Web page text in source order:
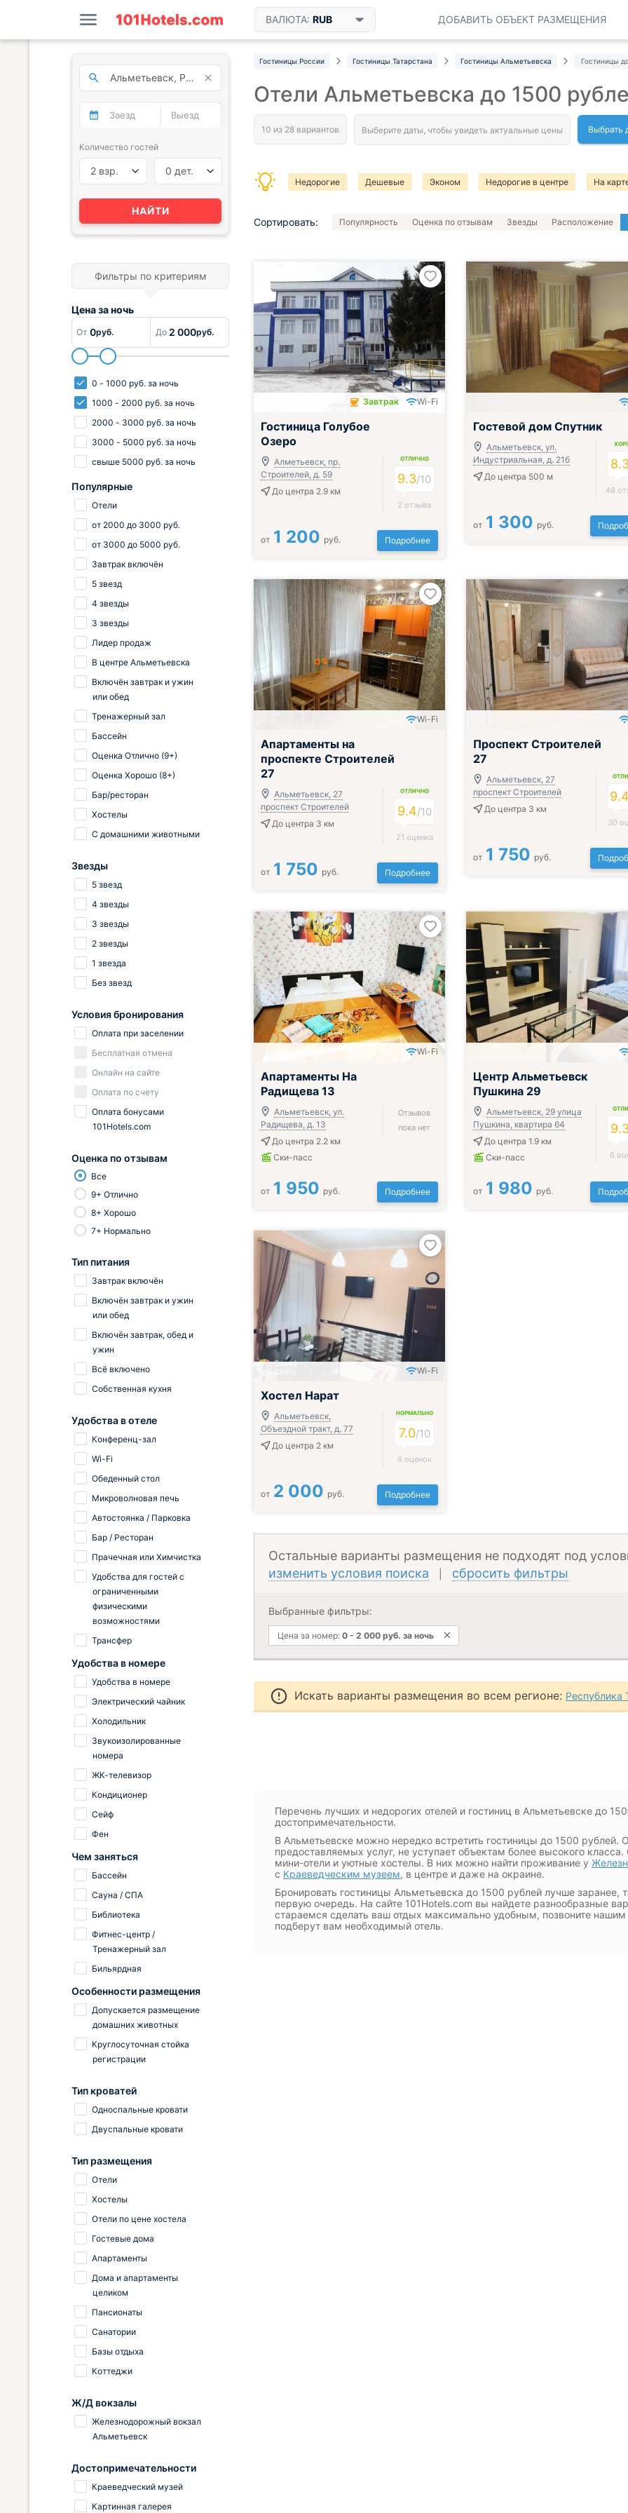
ВАЛЮТА: RUB ДОБАВИТЬ ОБЪЕКТ РАЗМЕЩЕНИЯ
Гостиницы России Гостиницы Татарстана Гостиницы Альметьевска Гостиницы
Отели Альметьевска до 1500
Выбрать
Недорогие Дешевые Эконом Недорогие в центре На
Сортировать: Популярность Оценка по отзывам Звезды Расположение
Завтрак включён
Завтрак Wi-Fi
Гостиница Голубое
Озеро
Алметьевск, пр.
Строителей, д. 59
До центра 2.9 км
ОТЛИЧНО
9.3/10
2 отзыва
от 1 200 руб. Подробнее
Гостевой дом Спутник
Альметьевск, ул.
Индустриальная, д. 21б
До центра 500 м
48
от 1 300 руб.
Wi-Fi
Апартаменты на
проспекте Строителей
27
Альметьевск, 27
проспект Строителей
До центра 3 км
ОТЛИЧНО
9.4/10
21 оценка
от 1 750 руб. Подробнее
Проспект Строителей
27
Альметьевск, 27
проспект Строителей
До центра 3 км
9.4
30
от 1 750 руб.
Wi-Fi
Апартаменты На
Радищева 13
Альметьевск, ул.
Радищева, д. 13
До центра 2.2 км
Ски-пасс
Отзывов
пока нет
от 1 950 руб. Подробнее
Центр Альметьевск
Пушкина 29
Альметьевск, 29 улица
Пушкина, квартира 64
До центра 1.9 км
Ски-пасс
6
от 1 980 руб.
Wi-Fi
Хостел Нарат
Альметьевск,
Объездной тракт, д. 77
До центра 2 км
НОРМАЛЬНО
7.0/10
6 оценок
от 2 000 руб. Подробнее
Остальные варианты размещения не подходят под
изменить условия поиска
сбросить фильтры
Выбранные фильтры:
Цена за номер: 0 - 2 000 руб. за ночь
Искать варианты размещения во всем регионе: Республика
Перечень лучших и недорогих отелей и гостиниц в Альметьевске до
достопримечательности.
В Альметьевске можно нередко встретить гостиницы до 1500 рублей.
предоставляемых услуг, не уступает объектам более высокого
мини-отели и уютные хостелы. В них можно найти проживание у
с Краеведческим музеем, в центре и даже на окраине.
Бронировать гостиницы Альметьевска до 1500 рублей лучше заранее,
первую очередь. На сайте 101Hotels.com вы найдете разнообразные
стараемся сделать ваш отдых максимально удобным, позвоните
подберут вам необходимый отель.
Количество гостей
2 взр. 0 дет.
НАЙТИ
Фильтры по критериям
Цена заночь
От 0руб. До 2 000руб.
0 - 1000 руб. за ночь
1000 - 2000 руб. за ночь
2000 - 3000 руб. за ночь
3000 - 5000 руб. за ночь
свыше 5000 руб. за ночь
Популярные
Отели
от 2000 до 3000 руб.
от 3000 до 5000 руб.
Завтрак включён
5 звезд
4 звезды
3 звезды
Лидер продаж
В центре Альметьевска
Включён завтрак и ужин
или обед
Тренажерный зал
Бассейн
Оценка Отлично (9+)
Оценка Хорошо (8+)
Бар/ресторан
Хостелы
С домашними животными
Звезды
5 звезд
4 звезды
3 звезды
2 звезды
1 звезда
Без звезд
Условия бронирования
Оплата при заселении
Бесплатная отмена
Онлайн на сайте
Оплата по счету
Оплата бонусами
101Hotels.com
Оценка по отзывам
Все
9+ Отлично
8+ Хорошо
7+ Нормально
Тип питания
Завтрак включён
Включён завтрак и ужин
или обед
Включён завтрак, обед и
ужин
Всё включено
Собственная кухня
Удобства в отеле
Конференц-зал
Wi-Fi
Обеденный стол
Микроволновая печь
Автостоянка / Парковка
Бар / Ресторан
Прачечная или Химчистка
Удобства для гостей с
ограниченными
физическими
возможностями
Трансфер
Удобства в номере
Удобства в номере
Электрический чайник
Холодильник
Звукоизолированные
номера
ЖК-телевизор
Кондиционер
Сейф
Фен
Чем заняться
Бассейн
Сауна / СПА
Библиотека
Фитнес-центр /
Тренажерный зал
Бильярдная
Особенности размещения
Допускается размещение
домашних животных
Круглосуточная стойка
регистрации
Тип кроватей
Односпальные кровати
Двуспальные кровати
Тип размещения
Отели
Хостелы
Отели по цене хостела
Гостевые дома
Апартаменты
Дома и апартаменты
целиком
Пансионаты
Санатории
Базы отдыха
Коттеджи
Ж/Д вокзалы
Железнодорожный вокзал
Альметьевск
Достопримечательности
Краеведческий музей
Картинная галерея